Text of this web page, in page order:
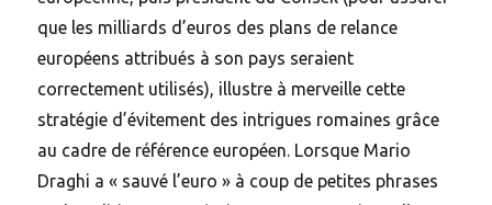
que les milliards d’euros des plans de relance
européens attribués à son pays seraient
correctement utilisés), illustre à merveille cette
stratégie d’évitement des intrigues romaines grâce
au cadre de référence européen. Lorsque Mario
Draghi a « sauvé l’euro » à coup de petites phrases